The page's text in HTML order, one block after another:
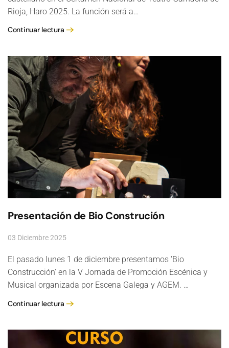
Rioja, Haro 2025. La función será a…
Continuar lectura
Presentación de Bio Construción
03 Diciembre 2025
El pasado lunes 1 de diciembre presentamos 'Bio
Construcción' en la V Jornada de Promoción Escénica y
Musical organizada por Escena Galega y AGEM. …
Continuar lectura